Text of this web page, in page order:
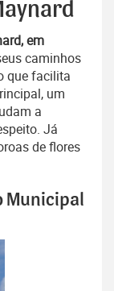
em
caminhos
que facilita
um
a
Já
de flores
Municipal